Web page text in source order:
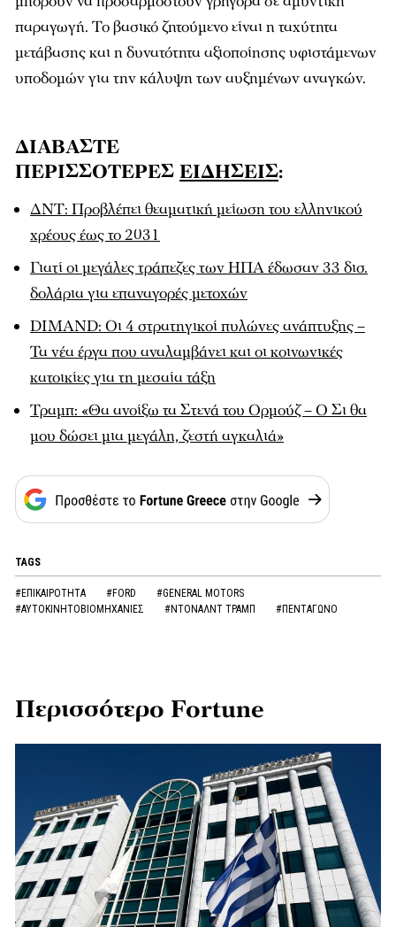
παραγωγή. Το βασικό ζητούμενο είναι η ταχύτητα
μετάβασης και η δυνατότητα αξιοποίησης υφιστάμενων
υποδομών για την κάλυψη των αυξημένων αναγκών.
ΔΙΑΒΑΣΤΕ
ΠΕΡΙΣΣΟΤΕΡΕΣ ΕΙΔΗΣΕΙΣ:
ΔΝΤ: Προβλέπει θεαματική μείωση του ελληνικού
χρέους έως το 2031
Γιατί οι μεγάλες τράπεζες των ΗΠΑ έδωσαν 33 δισ.
δολάρια για επαναγορές μετοχών
DIMAND: Οι 4 στρατηγικοί πυλώνες ανάπτυξης –
Τα νέα έργα που αναλαμβάνει και οι κοινωνικές
κατοικίες για τη μεσαία τάξη
Τραμπ: «Θα ανοίξω τα Στενά του Ορμούζ – Ο Σι θα
μου δώσει μια μεγάλη, ζεστή αγκαλιά»
TAGS
#ΕΠΙΚΑΙΡΟΤΗΤΑ #FORD
#GENERAL MOTORS
#ΑΥΤΟΚΙΝΗΤΟΒΙΟΜΗΧΑΝΙΕΣ
#ΝΤΟΝΑΛΝΤ ΤΡΑΜΠ #ΠΕΝΤΑΓΩΝΟ
Περισσότερο Fortune